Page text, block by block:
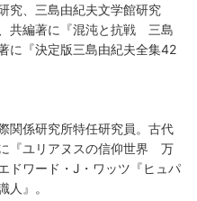
究、三島由紀夫文学館研究
共編著に『混沌と抗戦 三島
に『決定版三島由紀夫全集42
関係研究所特任研究員。古代
『ユリアヌスの信仰世界 万
ドワード・J・ワッツ『ヒュパ
』。